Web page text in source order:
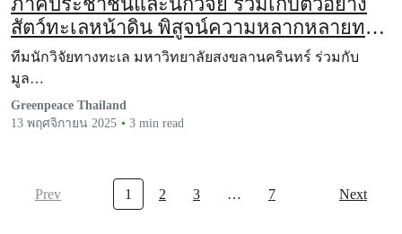
สัตว์ทะเลหน้าดิน พิสูจน์ความหลากหลายทาง
ชีวภาพบริเวณโครงการแลนด์บริดจ์
ทีมนักวิจัยทางทะเล มหาวิทยาลัยสงขลานครินทร์ ร่วมกับ
มูล…
Greenpeace Thailand
13 พฤศจิกายน 2025
3 min read
Prev 1 2 3 … 7 Next